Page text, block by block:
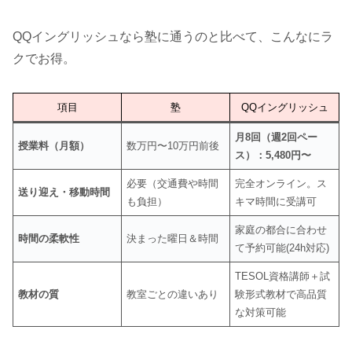
QQイングリッシュなら塾に通うのと比べて、こんなにラ
クでお得。
項目 塾 QQイングリッシュ
授業料（月額） 数万円〜10万円前後
月8回（週2回ペー
ス）：5,480円〜
送り迎え・移動時間
必要（交通費や時間
も負担）
完全オンライン。ス
キマ時間に受講可
時間の柔軟性 決まった曜日＆時間
家庭の都合に合わせ
て予約可能(24h対応)
教材の質 教室ごとの違いあり
TESOL資格講師＋試
験形式教材で高品質
な対策可能